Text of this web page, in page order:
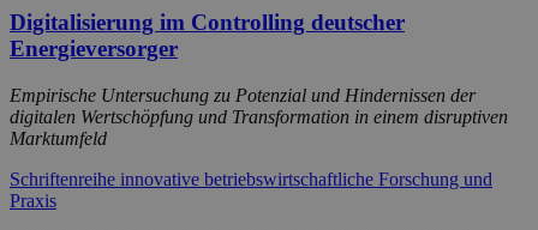
Digitalisierung im Controlling deutscher
Energieversorger
Empirische Untersuchung zu Potenzial und Hindernissen der
digitalen Wertschöpfung und Transformation in einem disruptiven
Marktumfeld
Schriftenreihe innovative betriebswirtschaftliche Forschung und
Praxis